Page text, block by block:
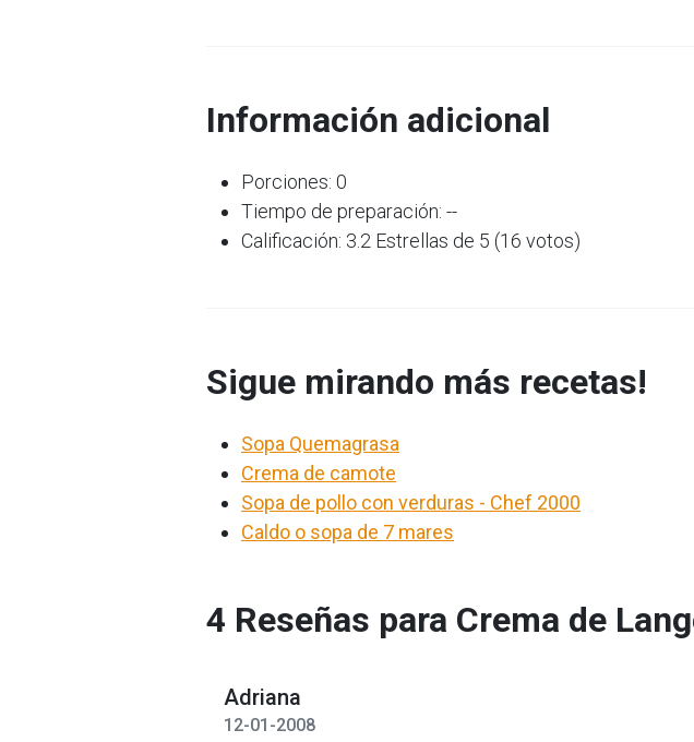
Información adicional
Porciones: 0
Tiempo de preparación: --
Calificación: 3.2 Estrellas de 5 (16 votos)
Sigue mirando más recetas!
Sopa Quemagrasa
Crema de camote
Sopa de pollo con verduras - Chef 2000
Caldo o sopa de 7 mares
4 Reseñas para Crema de
Adriana
12-01-2008